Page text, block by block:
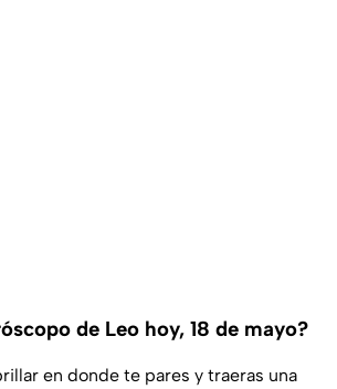
de Leo hoy, 18 de mayo?
en donde te pares y traeras una